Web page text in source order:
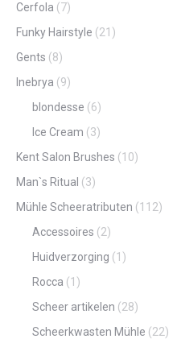
Cerfola (7)
Funky Hairstyle (21)
Gents (8)
Inebrya (9)
blondesse (6)
Ice Cream (3)
Kent Salon Brushes (10)
Man`s Ritual (3)
Mühle Scheeratributen (112)
Accessoires (2)
Huidverzorging (1)
Rocca (1)
Scheer artikelen (28)
Scheerkwasten Mühle (22)